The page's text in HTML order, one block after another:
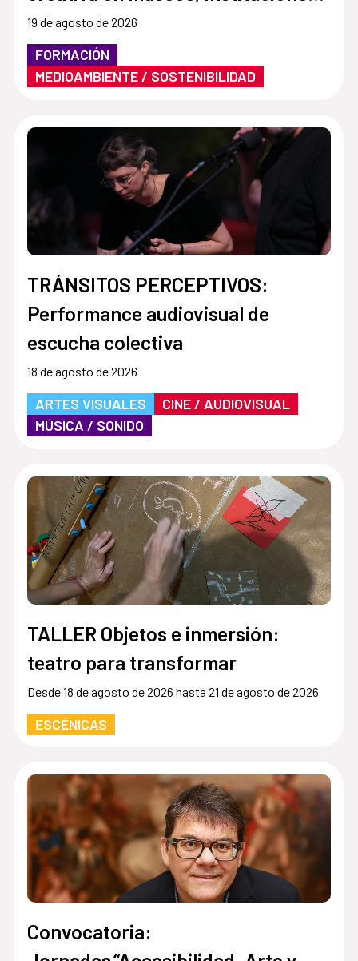
centros culturales”
19 de agosto de 2026
FORMACIÓN
MEDIOAMBIENTE / SOSTENIBILIDAD
TRÁNSITOS PERCEPTIVOS:
Performance audiovisual de
escucha colectiva
18 de agosto de 2026
ARTES VISUALES
CINE / AUDIOVISUAL
MÚSICA / SONIDO
TALLER Objetos e inmersión:
teatro para transformar
Desde 18 de agosto de 2026 hasta 21 de agosto de 2026
ESCÉNICAS
Convocatoria: